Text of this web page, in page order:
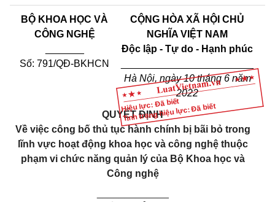
Hiệu lực: Đã biết
Tình trạng hiệu lực: Đã biết
BỘ KHOA HỌC VÀ
CÔNG NGHỆ
Số: 791/QĐ-BKHCN
CỘNG HÒA XÃ HỘI CHỦ
NGHĨA VIỆT NAM
Độc lập - Tự do - Hạnh phúc
Hà Nội, ngày 10 tháng 6 năm
2022
QUYẾT ĐỊNH
Về việc công bố thủ tục hành chính bị bãi bỏ trong
lĩnh vực hoạt động khoa học và công nghệ thuộc
phạm vi chức năng quản lý của Bộ Khoa học và
Công nghệ